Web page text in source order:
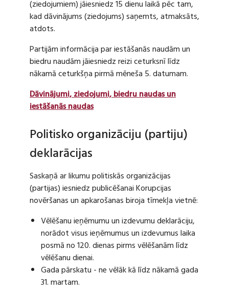
(ziedojumiem) jāiesniedz 15 dienu laikā pēc tam,
kad dāvinājums (ziedojums) saņemts, atmaksāts,
atdots.
Partijām informācija par iestāšanās naudām un
biedru naudām jāiesniedz reizi ceturksnī līdz
nākamā ceturkšņa pirmā mēneša 5. datumam.
Dāvinājumi, ziedojumi, biedru naudas un
iestāšanās naudas
Politisko organizāciju (partiju)
deklarācijas
Saskaņā ar likumu politiskās organizācijas
(partijas) iesniedz publicēšanai Korupcijas
novēršanas un apkarošanas biroja tīmekļa vietnē:
Vēlēšanu ieņēmumu un izdevumu deklarāciju,
norādot visus ieņēmumus un izdevumus laika
posmā no 120. dienas pirms vēlēšanām līdz
vēlēšanu dienai.
Gada pārskatu - ne vēlāk kā līdz nākamā gada
31. martam.